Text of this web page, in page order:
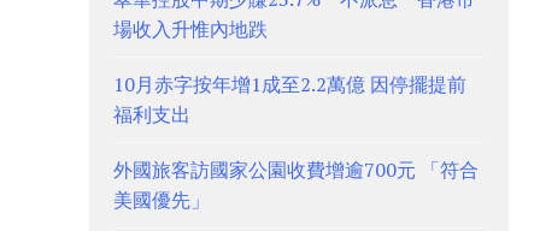
場收入升惟內地跌
10月赤字按年增1成至2.2萬億 因停擺提前
福利支出
外國旅客訪國家公園收費增逾700元 「符合
美國優先」